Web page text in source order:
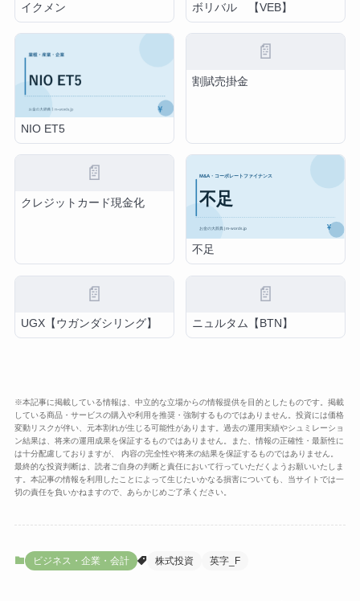
イクメン ボリバル 【VEB】
NIO ET5
📄
割賦売掛金
📄
クレジットカード現金化
不足
📄
UGX【ウガンダシリング】
📄
ニュルタム【BTN】
※本記事に掲載している情報は、中立的な立場からの情報提供を目的としたものです。掲載
している商品・サービスの購入や利用を推奨・強制するものではありません。投資には価格
変動リスクが伴い、元本割れが生じる可能性があります。過去の運用実績やシュミレーショ
ン結果は、将来の運用成果を保証するものではありません。また、情報の正確性・最新性に
は十分配慮しておりますが、 内容の完全性や将来の結果を保証するものではありません。
最終的な投資判断は、読者ご自身の判断と責任において行っていただくようお願いいたしま
す。本記事の情報を利用したことによって生じたいかなる損害についても、当サイトでは一
切の責任を負いかねますので、あらかじめご了承ください。
ビジネス・企業・会計 株式投資 英字_F